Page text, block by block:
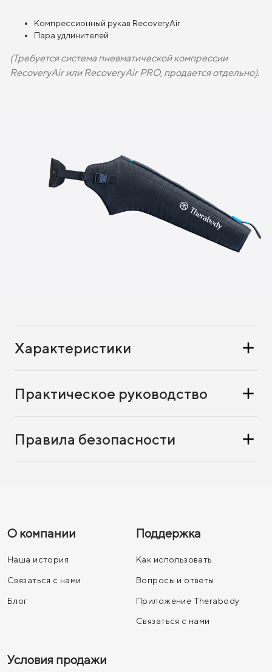
Компрессионный рукав RecoveryAir
Пара удлинителей
(Требуется система пневматической компрессии
RecoveryAir или RecoveryAir PRO, продается отдельно).
Характеристики
Практическое руководство
Правила безопасности
О компании
Наша история
Связаться с нами
Блог
Поддержка
Как использовать
Вопросы и ответы
Приложение Therabody
Связаться с нами
Условия продажи